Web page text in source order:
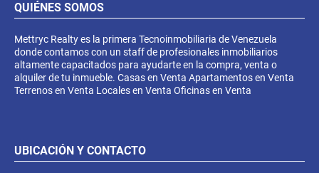
QUIÉNES SOMOS
Mettryc Realty es la primera Tecnoinmobiliaria de Venezuela
donde contamos con un staff de profesionales inmobiliarios
altamente capacitados para ayudarte en la compra, venta o
alquiler de tu inmueble. Casas en Venta Apartamentos en Venta
Terrenos en Venta Locales en Venta Oficinas en Venta
UBICACIÓN Y CONTACTO